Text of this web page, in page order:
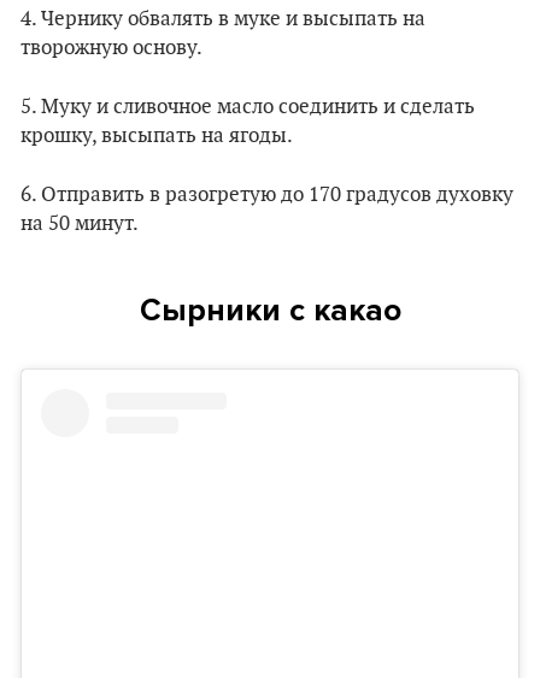
4. Чернику обвалять в муке и высыпать на
творожную основу.
5. Муку и сливочное масло соединить и сделать
крошку, высыпать на ягоды.
6. Отправить в разогретую до 170 градусов духовку
на 50 минут.
Сырники с какао